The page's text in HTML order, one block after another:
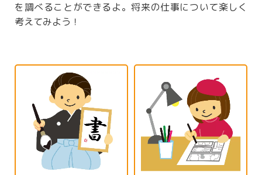
を調べることができるよ。将来の仕事について楽しく
考えてみよう！